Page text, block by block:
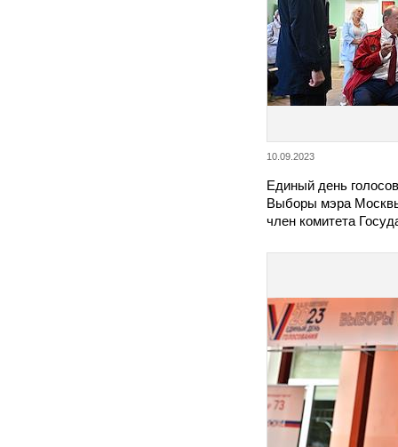
10.09.2023
Единый день
Выборы мэра
член комитета